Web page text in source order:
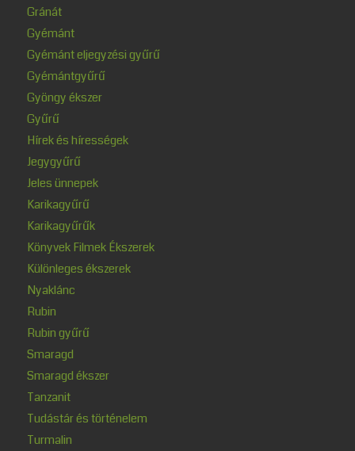
Gránát
Gyémánt
Gyémánt eljegyzési gyűrű
Gyémántgyűrű
Gyöngy ékszer
Gyűrű
Hírek és hírességek
Jegygyűrű
Jeles ünnepek
Karikagyűrű
Karikagyűrűk
Könyvek Filmek Ékszerek
Különleges ékszerek
Nyaklánc
Rubin
Rubin gyűrű
Smaragd
Smaragd ékszer
Tanzanit
Tudástár és történelem
Turmalin